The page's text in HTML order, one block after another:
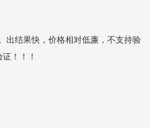
出结果快，价格相对低廉，不支持验
！！！